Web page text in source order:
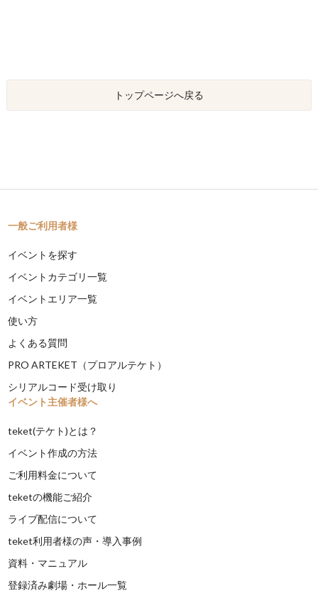
トップページへ戻る
一般ご利用者様
イベントを探す
イベントカテゴリ一覧
イベントエリア一覧
使い方
よくある質問
PRO ARTEKET（プロアルテケト）
シリアルコード受け取り
イベント主催者様へ
teket(テケト)とは？
イベント作成の方法
ご利用料金について
teketの機能ご紹介
ライブ配信について
teket利用者様の声・導入事例
資料・マニュアル
登録済み劇場・ホール一覧